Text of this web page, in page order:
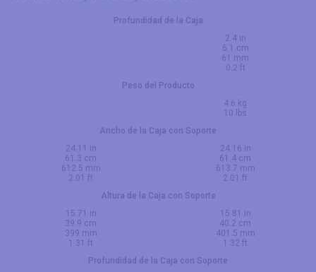
Profundidad de la Caja
2.4 in
6.1 cm
61 mm
0.2 ft
Peso del Producto
4.6 kg
10 lbs
Ancho de la Caja con Soporte
24.11 in
61.3 cm
612.5 mm
2.01 ft
24.16 in
61.4 cm
613.7 mm
2.01 ft
Altura de la Caja con Soporte
15.71 in
39.9 cm
399 mm
1.31 ft
15.81 in
40.2 cm
401.5 mm
1.32 ft
Profundidad de la Caja con Soporte